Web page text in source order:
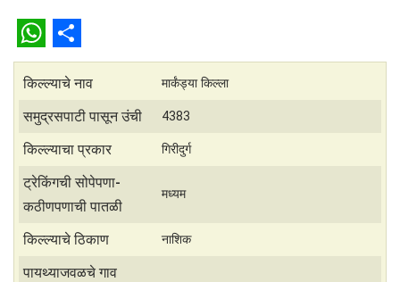
W
h
a
t
s
A
p
p
S
h
a
r
e
किल्ल्याचे नाव मार्कंड्या किल्ला
समुद्रसपाटी पासून उंची 4383
किल्ल्याचा प्रकार गिरीदुर्ग
ट्रेकिंगची सोपेपणा-
कठीणपणाची पातळी
मध्यम
किल्ल्याचे ठिकाण नाशिक
पायथ्याजवळचे गाव